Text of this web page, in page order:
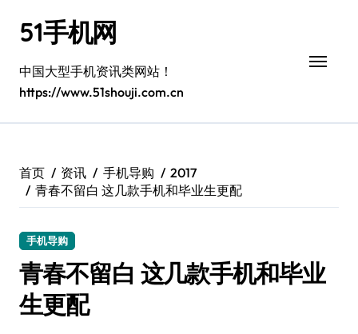
51手机网
中国大型手机资讯类网站！
https://www.51shouji.com.cn
首页 资讯 手机导购
2017
青春不留白 这几款手机和毕业生更配
手机导购
青春不留白 这几款手机和毕业
生更配